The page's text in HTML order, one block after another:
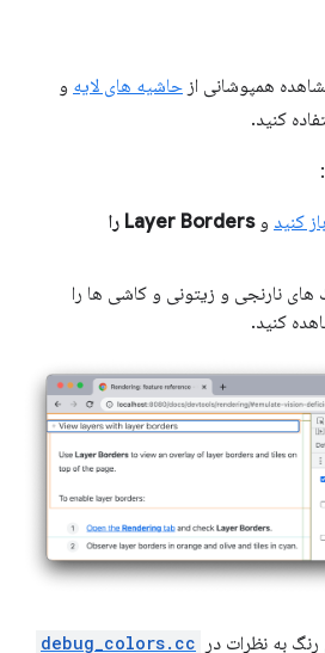
همپوشانی از حاشیه های لایه و
کنید.
کنید وLayer Borders را
های نارنجی و زیتونی و کاشی ها را
کنید.
به نظرات در debug_colors.cc